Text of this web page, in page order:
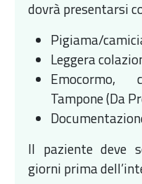
dovrà presentarsi
Pigiama/
Leggera
Emocormo,
Tampone (Da
Il paziente deve
giorni prima